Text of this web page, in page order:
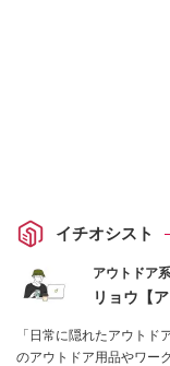
イチオシスト
アウトドア
リョウ【
「日常に隠れたアウトド
のアウトドア用品やワー